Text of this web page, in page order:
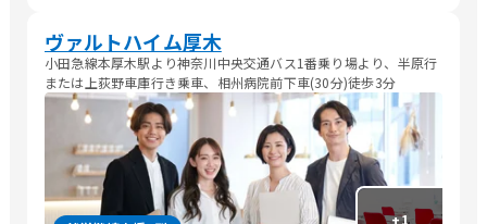
ヴァルトハイム厚木
小田急線本厚木駅より神奈川中央交通バス1番乗り場より、半原行
または上荻野車庫行き乗車、相州病院前下車(30分)徒歩3分
+1